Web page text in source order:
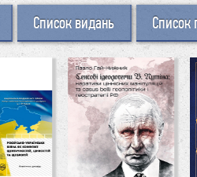
Список видань Список